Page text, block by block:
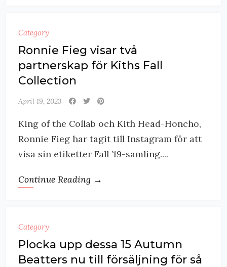
Category
Ronnie Fieg visar två
partnerskap för Kiths Fall
Collection
April 19, 2023
King of the Collab och Kith Head-Honcho,
Ronnie Fieg har tagit till Instagram för att
visa sin etiketter Fall ’19-samling....
Continue Reading →
Category
Plocka upp dessa 15 Autumn
Beatters nu till försäljning för så